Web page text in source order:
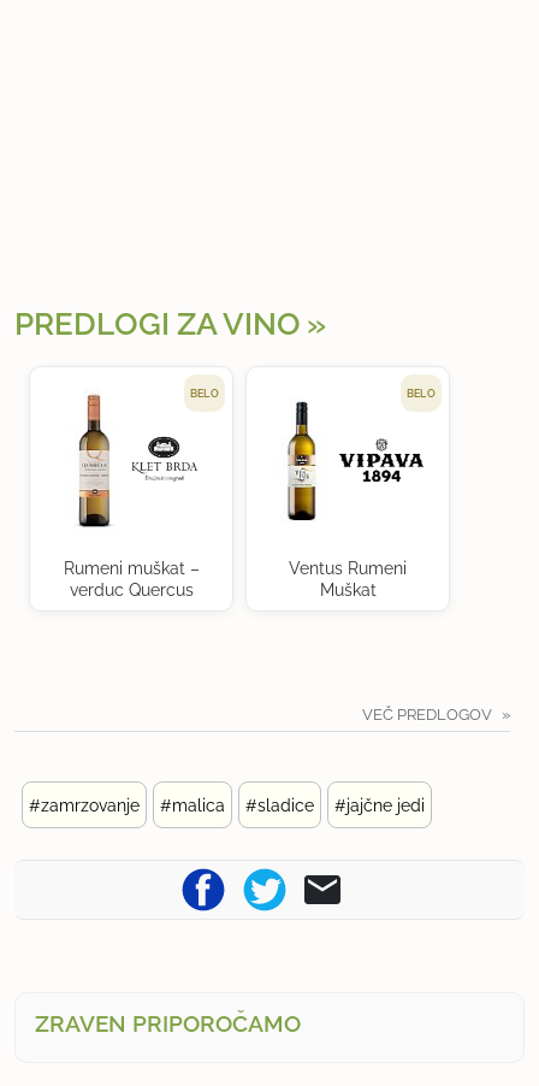
PREDLOGI ZA VINO
BELO
Rumeni muškat –
verduc Quercus
BELO
Ventus Rumeni
Muškat
VEČ PREDLOGOV
#zamrzovanje #malica #sladice #jajčne jedi
ZRAVEN PRIPOROČAMO